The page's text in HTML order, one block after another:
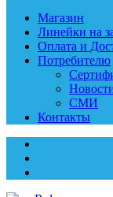
Магазин
Линейки на
Оплата и
Потребителю
СМИ
Контакты